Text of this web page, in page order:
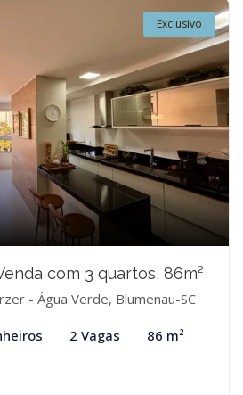
Exclusivo
com 3 quartos, 86m²
- Água Verde, Blumenau-SC
2 Vagas 86 m²